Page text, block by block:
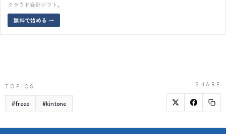
クラウド会計ソフト。
無料で始める →
TOPICS
#freee #kintone
SHARE